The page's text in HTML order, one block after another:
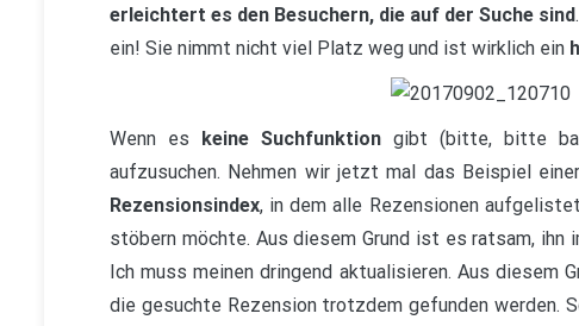
erleichtert es den Besuchern, die auf der Suche sind
ein! Sie nimmt nicht viel Platz weg und ist wirklich ein
Wenn es keine Suchfunktiongibt (bitte, bitte
aufzusuchen. Nehmen wir jetzt mal das Beispiel einer
Rezensionsindex, in dem alle Rezensionen
stöbern möchte. Aus diesem Grund ist es ratsam, ihn
Ich muss meinen dringend aktualisieren. Aus diesem
die gesuchte Rezension trotzdem gefunden werden.